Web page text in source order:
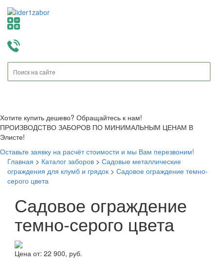
Хотите купить дешево? Обращайтесь к нам!
ПРОИЗВОДСТВО ЗАБОРОВ ПО МИНИМАЛЬНЫМ ЦЕНАМ В
Элисте!
Оставьте заявку на расчёт стоимости и мы Вам перезвоним!
Главная > Каталог заборов > Садовые металлические
ограждения для клумб и грядок > Садовое ограждение темно-
серого цвета
Садовое ограждение
темно-серого цвета
Цена от: 22 900, руб.